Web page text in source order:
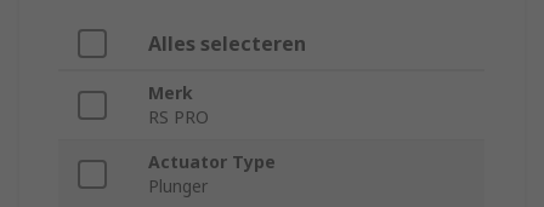
Alles selecteren
Merk
RS PRO
Actuator Type
Plunger